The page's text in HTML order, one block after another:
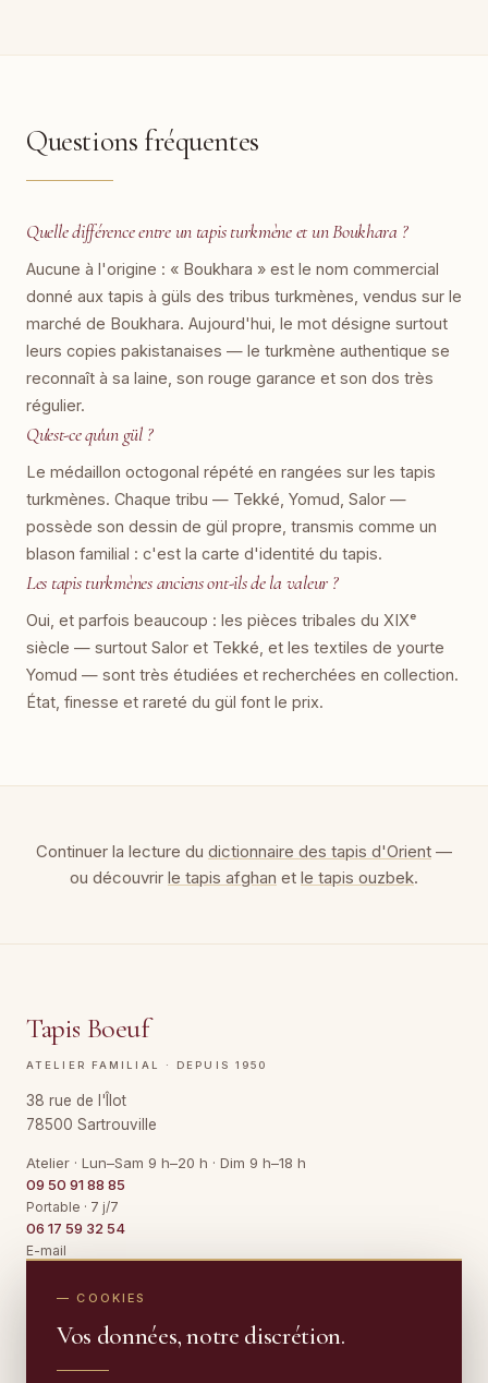
Questions fréquentes
Quelle différence entre un tapis turkmène et un Boukhara ?
Aucune à l'origine : « Boukhara » est le nom commercial
donné aux tapis à güls des tribus turkmènes, vendus sur le
marché de Boukhara. Aujourd'hui, le mot désigne surtout
leurs copies pakistanaises — le turkmène authentique se
reconnaît à sa laine, son rouge garance et son dos très
régulier.
Qu'est-ce qu'un gül ?
Le médaillon octogonal répété en rangées sur les tapis
turkmènes. Chaque tribu — Tekké, Yomud, Salor —
possède son dessin de gül propre, transmis comme un
blason familial : c'est la carte d'identité du tapis.
Les tapis turkmènes anciens ont-ils de la valeur ?
Oui, et parfois beaucoup : les pièces tribales du XIXᵉ
siècle — surtout Salor et Tekké, et les textiles de yourte
Yomud — sont très étudiées et recherchées en collection.
État, finesse et rareté du gül font le prix.
Continuer la lecture du dictionnaire des tapis d'Orient —
ou découvrir le tapis afghan et le tapis ouzbek.
Tapis Boeuf
ATELIER FAMILIAL · DEPUIS 1950
38 rue de l'Îlot
78500 Sartrouville
Atelier · Lun–Sam 9 h–20 h · Dim 9 h–18 h
09 50 91 88 85
Portable · 7 j/7
06 17 59 32 54
E-mail
NETTOYAGE
Nettoyage de tapis
— COOKIES
Vos données, notre discrétion.